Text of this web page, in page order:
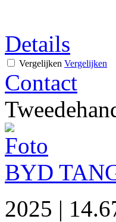
Details
Vergelijken Vergelijken
Contact
BYD
2025 |